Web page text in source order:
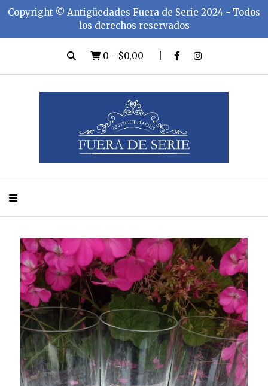
Copyright ©️ Antigüedades Fuera de Serie 2024 - Todos
los derechos reservados
0 - $0,00